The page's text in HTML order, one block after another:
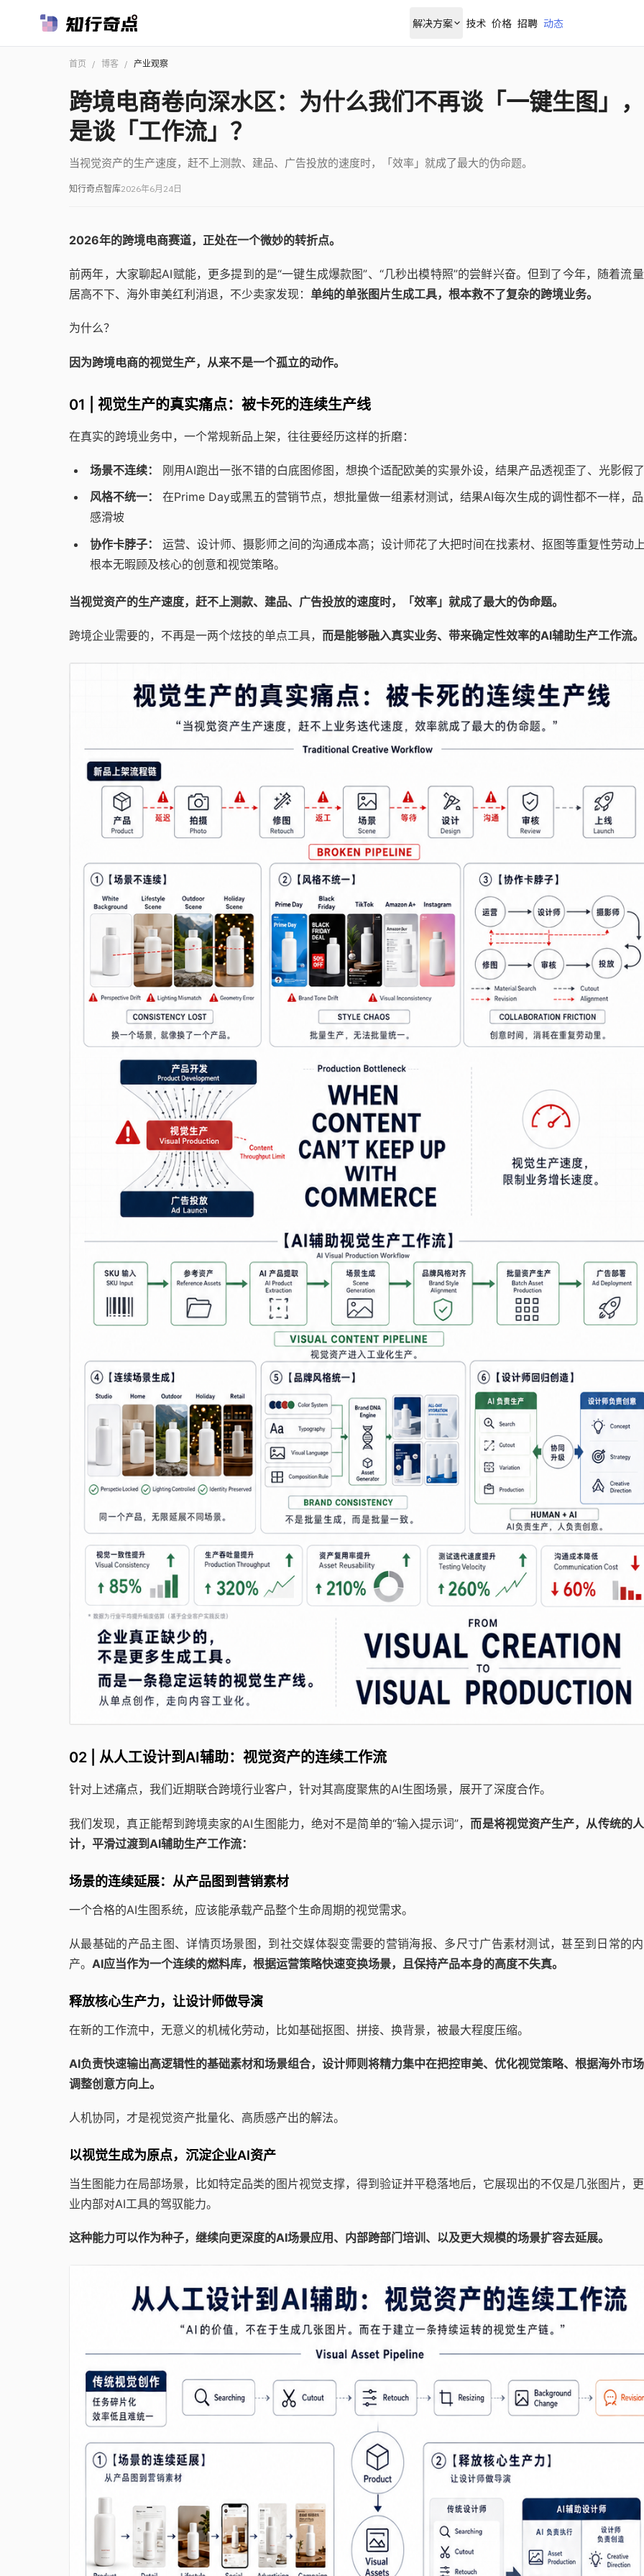
解决方案 技术 价格 招聘 动态
首页 / 博客 / 产业观察
跨境电商卷向深水区：为什么我们不再谈「一键生图」
是谈「工作流」？
当视觉资产的生产速度，赶不上测款、建品、广告投放的速度时，「效率」就成了最大的伪命题。
知行奇点智库2026年6月24日
2026年的跨境电商赛道，正处在一个微妙的转折点。
前两年，大家聊起AI赋能，更多提到的是“一键生成爆款图”、“几秒出模特照”的尝鲜兴奋。但到了今年，随着流
居高不下、海外审美红利消退，不少卖家发现： 单纯的单张图片生成工具，根本救不了复杂的跨境业务。
为什么？
因为跨境电商的视觉生产，从来不是一个孤立的动作。
01 | 视觉生产的真实痛点：被卡死的连续生产线
在真实的跨境业务中，一个常规新品上架，往往要经历这样的折磨：
场景不连续：
刚用AI跑出一张不错的白底图修图，想换个适配欧美的实景外设，结果产品透视歪了、光影假了
风格不统一：
在Prime Day或黑五的营销节点，想批量做一组素材测试，结果AI每次生成的调性都不一样，
感滑坡
协作卡脖子：
运营、设计师、摄影师之间的沟通成本高；设计师花了大把时间在找素材、抠图等重复性劳动
根本无暇顾及核心的创意和视觉策略。
当视觉资产的生产速度，赶不上测款、建品、广告投放的速度时，「效率」就成了最大的伪命题。
跨境企业需要的，不再是一两个炫技的单点工具， 而是能够融入真实业务、带来确定性效率的AI辅助生产工作流。
02 | 从人工设计到AI辅助：视觉资产的连续工作流
针对上述痛点，我们近期联合跨境行业客户，针对其高度聚焦的AI生图场景，展开了深度合作。
我们发现，真正能帮到跨境卖家的AI生图能力，绝对不是简单的“输入提示词”，而是将视觉资产生产，从传统的
计，平滑过渡到AI辅助生产工作流：
场景的连续延展：从产品图到营销素材
一个合格的AI生图系统，应该能承载产品整个生命周期的视觉需求。
从最基础的产品主图、详情页场景图，到社交媒体裂变需要的营销海报、多尺寸广告素材测试，甚至到日常的
产。 AI应当作为一个连续的燃料库，根据运营策略快速变换场景，且保持产品本身的高度不失真。
释放核心生产力，让设计师做导演
在新的工作流中，无意义的机械化劳动，比如基础抠图、拼接、换背景，被最大程度压缩。
AI负责快速输出高逻辑性的基础素材和场景组合，设计师则将精力集中在把控审美、优化视觉策略、根据海外市
调整创意方向上。
人机协同，才是视觉资产批量化、高质感产出的解法。
以视觉生成为原点，沉淀企业AI资产
当生图能力在局部场景，比如特定品类的图片视觉支撑，得到验证并平稳落地后，它展现出的不仅是几张图片，
业内部对AI工具的驾驭能力。
这种能力可以作为种子，继续向更深度的AI场景应用、内部跨部门培训、以及更大规模的场景扩容去延展。